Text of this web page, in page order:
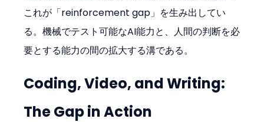
これが「reinforcement gap」を生み出してい
る。機械でテスト可能なAI能力と、人間の判断を必
要とする能力の間の拡大する溝である。
Coding, Video, and Writing:
The Gap in Action